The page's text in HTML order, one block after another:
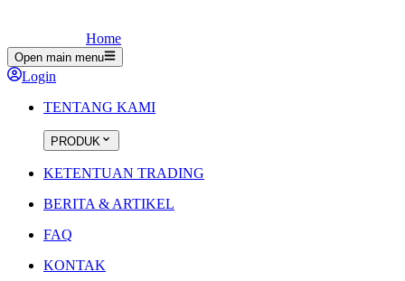
Home
Open main menu
Login
TENTANG KAMI
PRODUK
KETENTUAN TRADING
BERITA & ARTIKEL
FAQ
KONTAK